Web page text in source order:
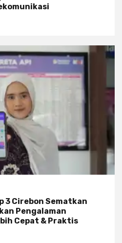
3 Cirebon Sematkan
Pengalaman
Cepat & Praktis